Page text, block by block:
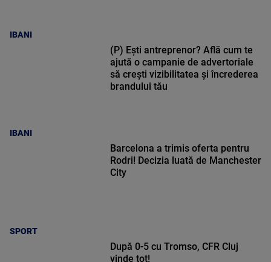
IBANI
IBANI
(P) Ești antreprenor? Află cum te
ajută o campanie de advertoriale
să crești vizibilitatea și încrederea
brandului tău
SPORT
Barcelona a trimis oferta pentru
Rodri! Decizia luată de Manchester
City
După 0-5 cu Tromso, CFR Cluj
vinde tot!